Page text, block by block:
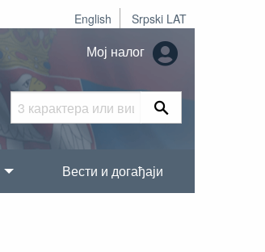
English Srpski LAT
Мој налог
Вести и догађаји